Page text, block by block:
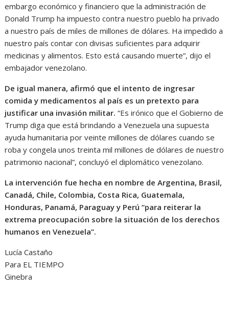
embargo económico y financiero que la administración de
Donald Trump ha impuesto contra nuestro pueblo ha privado
a nuestro país de miles de millones de dólares. Ha impedido a
nuestro país contar con divisas suficientes para adquirir
medicinas y alimentos. Esto está causando muerte”, dijo el
embajador venezolano.
De igual manera, afirmó que el intento de ingresar
comida y medicamentos al país es un pretexto para
justificar una invasión militar. “Es irónico que el Gobierno de
Trump diga que está brindando a Venezuela una supuesta
ayuda humanitaria por veinte millones de dólares cuando se
roba y congela unos treinta mil millones de dólares de nuestro
patrimonio nacional”, concluyó el diplomático venezolano.
La intervención fue hecha en nombre de Argentina, Brasil,
Canadá, Chile, Colombia, Costa Rica, Guatemala,
Honduras, Panamá, Paraguay y Perú “para reiterar la
extrema preocupación sobre la situación de los derechos
humanos en Venezuela”.
Lucía Castaño
Para EL TIEMPO
Ginebra